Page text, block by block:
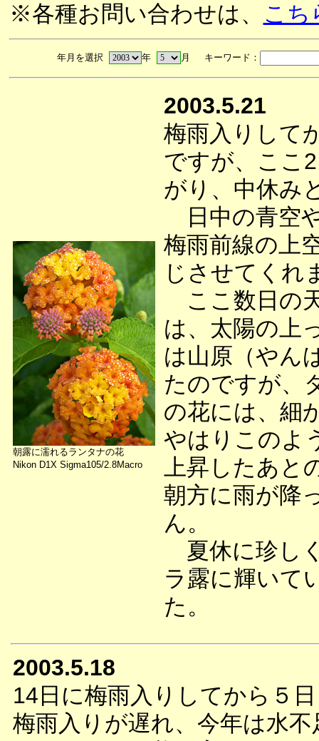
※各種お問い合わせは、 こち
年月を選択 年 月 キーワード：
朝露に濡れるランタナの花
Nikon D1X Sigma105/2.8Macro
2003.5.21
梅雨入りして
ですが、ここ
がり、中休み
日中の青空
梅雨前線の上
じさせてくれ
ここ数日の
は、太陽の上
は山原（やん
たのですが、
の花には、細
やはりこのよ
上昇したあ
朝方に雨が降
ん。
夏休に珍し
ラ露に輝いて
た。
2003.5.18
14日に梅雨入りしてから５
梅雨入りが遅れ、今年は水